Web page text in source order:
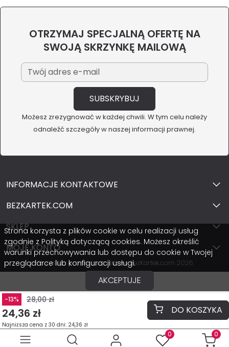
-13% 28,00 zł
24,36 zł
Najniższa cena z 30 dni: 24,36 zł
DO KOSZYKA
0 0
OTRZYMAJ SPECJALNĄ OFERTĘ NA
SWOJĄ SKRZYNKĘ MAILOWĄ
Możesz zrezygnować w każdej chwili. W tym celu należy
odnaleźć szczegóły w naszej informacji prawnej.
INFORMACJE KONTAKTOWE
BEZKARTEK.COM
SKLEP
MOJE KONTO
Wszystkie prawa zastrzeżone BezKartek.com 2026
Strona korzysta z plików cookie w celu realizacji usług
zgodnie z Polityką dotyczącą cookies. Możesz określić
warunki przechowywania lub dostępu do cookie w Twojej
przeglądarce lub konfiguracji usługi.
AKCEPTUJE